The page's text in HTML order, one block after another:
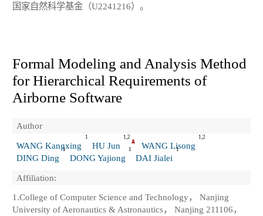
国家自然科学基金（U2241216）。
Formal Modeling and Analysis Method
for Hierarchical Requirements of
Airborne Software
Author
WANG Kangxing
1
HU Jun
1,2
WANG Lisong
1,2
DING Ding
1
DONG Yajiong
1
DAI Jialei
1
Affiliation:
1.College of Computer Science and Technology， Nanjing
University of Aeronautics & Astronautics， Nanjing 211106，